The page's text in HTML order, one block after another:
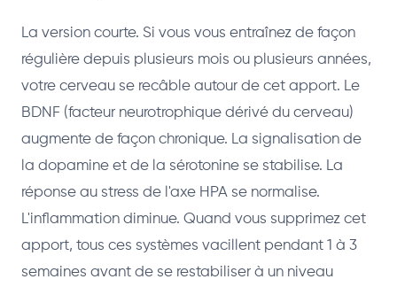
La version courte. Si vous vous entraînez de façon
régulière depuis plusieurs mois ou plusieurs années,
votre cerveau se recâble autour de cet apport. Le
BDNF (facteur neurotrophique dérivé du cerveau)
augmente de façon chronique. La signalisation de
la dopamine et de la sérotonine se stabilise. La
réponse au stress de l'axe HPA se normalise.
L'inflammation diminue. Quand vous supprimez cet
apport, tous ces systèmes vacillent pendant 1 à 3
semaines avant de se restabiliser à un niveau